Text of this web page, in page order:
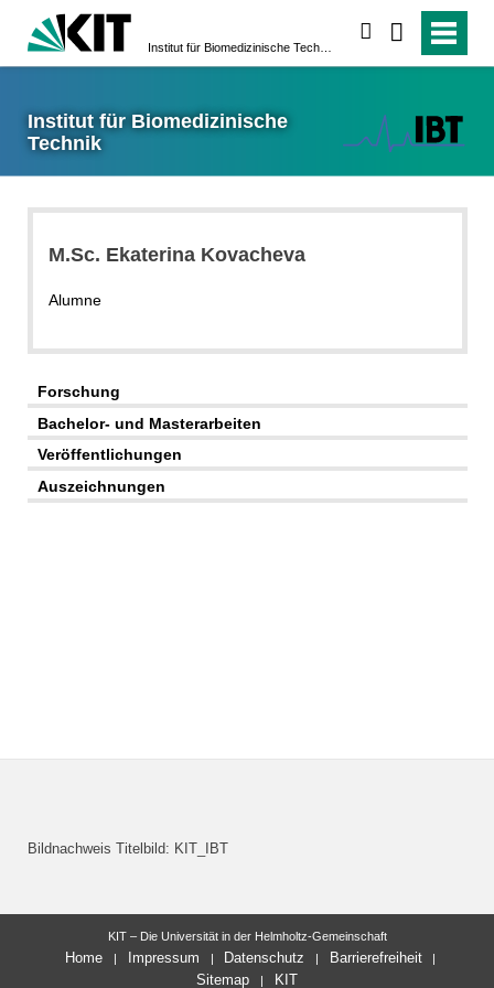
Institut für Biomedizinische
Technik
M.Sc. Ekaterina Kovacheva
Alumne
Forschung
Bachelor- und Masterarbeiten
Veröffentlichungen
Auszeichnungen
Bildnachweis Titelbild: KIT_IBT
KIT – Die Universität in der Helmholtz-Gemeinschaft
Home Impressum Datenschutz
Barrierefreiheit
Sitemap
KIT